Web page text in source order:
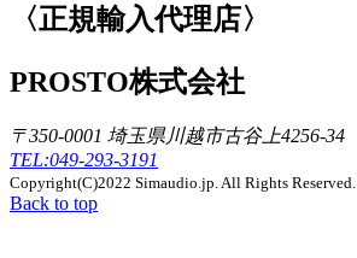
〈正規輸入代理店〉
PROSTO株式会社
〒350-0001 埼玉県川越市古谷上4256-34
TEL:049-293-3191
Copyright(C)2022 Simaudio.jp. All Rights Reserved.
Back to top